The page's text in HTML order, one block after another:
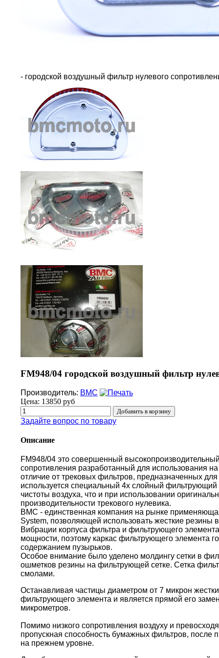
- городской воздушный фильтр нулевого
FM948/04 городской воздушный фильтр
Производитель: BMC
Цена: 13850 руб
Задайте вопрос по товару
Описание
FM948/04 это совершенный
сопротивления разработанный для использования
отличие от трековых фильтров, предназначенных
используется специальный 4х слойный
чистоты воздуха, что и при использовании
производительности трекового нулевика.
BMC - единственная компания на рынке
System, позволяющей использовать жесткие резины
Вибрации корпуса фильтра и фильтрующего
мощности, поэтому каркас фильтрующего элемента
содержанием пузырьков.
Особое внимание было уделено молдингу сетки в
ошметков резины на фильтрующей сетке. Сетка
смолами.
Останавливая частицы диаметром от 7 микрон
фильтрующего элемента и является прямой его
микрометров.
Помимо низкого сопротивления воздуху и
пропускная способность бумажных фильтров, после
на прежнем уровне.